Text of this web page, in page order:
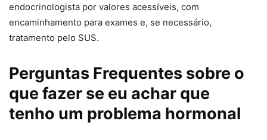
endocrinologista por valores acessíveis, com
encaminhamento para exames e, se necessário,
tratamento pelo SUS.
Perguntas Frequentes sobre o
que fazer se eu achar que
tenho um problema hormonal